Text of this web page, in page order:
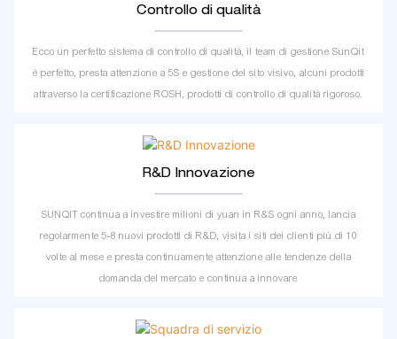
Controllo di qualità
Ecco un perfetto sistema di controllo di qualità, il team di gestione SunQit
è perfetto, presta attenzione a 5S e gestione del sito visivo, alcuni prodotti
attraverso la certificazione ROSH, prodotti di controllo di qualità rigoroso.
R&D Innovazione
SUNQIT continua a investire milioni di yuan in R&S ogni anno, lancia
regolarmente 5-8 nuovi prodotti di R&D, visita i siti dei clienti più di 10
volte al mese e presta continuamente attenzione alle tendenze della
domanda del mercato e continua a innovare